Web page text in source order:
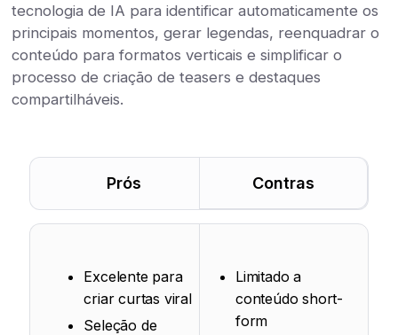
tecnologia de IA para identificar automaticamente os
principais momentos, gerar legendas, reenquadrar o
conteúdo para formatos verticais e simplificar o
processo de criação de teasers e destaques
compartilháveis.
Prós Contras
Excelente para
criar curtas viral
Seleção de
Limitado a
conteúdo short-
form